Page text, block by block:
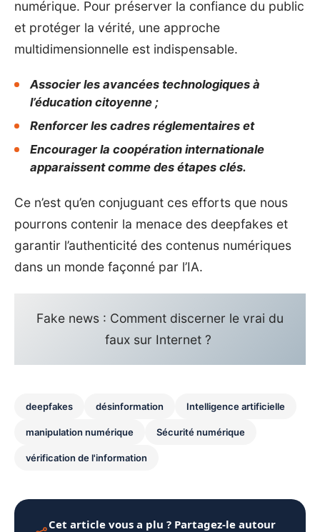
numérique. Pour préserver la confiance du public
et protéger la vérité, une approche
multidimensionnelle est indispensable.
Associer les avancées technologiques à
l’éducation citoyenne ;
Renforcer les cadres réglementaires et
Encourager la coopération internationale
apparaissent comme des étapes clés.
Ce n’est qu’en conjuguant ces efforts que nous
pourrons contenir la menace des deepfakes et
garantir l’authenticité des contenus numériques
dans un monde façonné par l’IA.
Fake news : Comment discerner le vrai du
faux sur Internet ?
deepfakes désinformation Intelligence artificielle
manipulation numérique Sécurité numérique
vérification de l'information
Cet article vous a plu ? Partagez-le autour